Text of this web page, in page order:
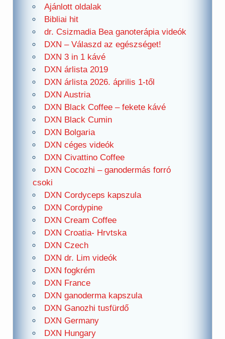
Ajánlott oldalak
Bibliai hit
dr. Csizmadia Bea ganoterápia videók
DXN – Válaszd az egészséget!
DXN 3 in 1 kávé
DXN árlista 2019
DXN árlista 2026. április 1-től
DXN Austria
DXN Black Coffee – fekete kávé
DXN Black Cumin
DXN Bolgaria
DXN céges videók
DXN Civattino Coffee
DXN Cocozhi – ganodermás forró
csoki
DXN Cordyceps kapszula
DXN Cordypine
DXN Cream Coffee
DXN Croatia- Hrvtska
DXN Czech
DXN dr. Lim videók
DXN fogkrém
DXN France
DXN ganoderma kapszula
DXN Ganozhi tusfürdő
DXN Germany
DXN Hungary